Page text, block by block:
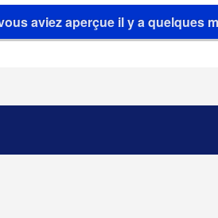
aviez aperçue il y a quelques